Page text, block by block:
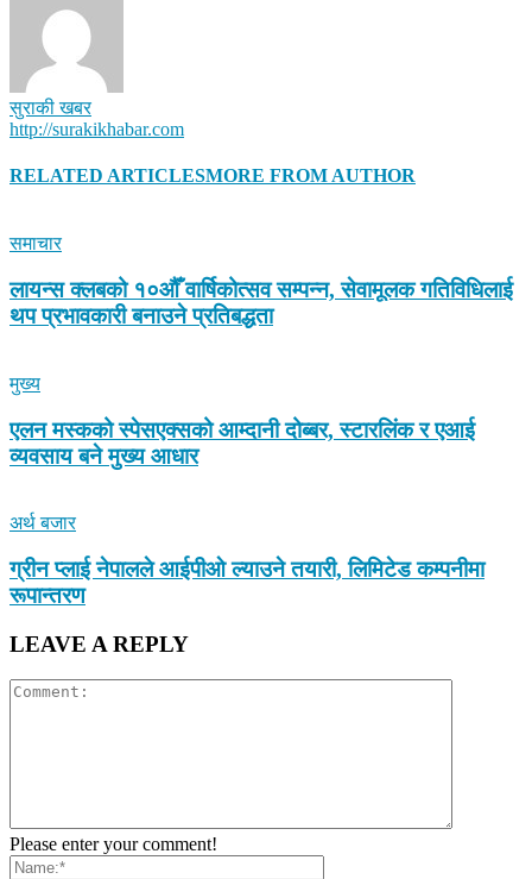
सुराकी खबर
http://surakikhabar.com
RELATED ARTICLESMORE FROM AUTHOR
समाचार
लायन्स क्लबको १०औँ वार्षिकोत्सव सम्पन्न, सेवामूलक गतिविधिलाई
थप प्रभावकारी बनाउने प्रतिबद्धता
मुख्य
एलन मस्कको स्पेसएक्सको आम्दानी दोब्बर, स्टारलिंक र एआई
व्यवसाय बने मुख्य आधार
अर्थ बजार
ग्रीन प्लाई नेपालले आईपीओ ल्याउने तयारी, लिमिटेड कम्पनीमा
रूपान्तरण
LEAVE A REPLY
Please enter your comment!